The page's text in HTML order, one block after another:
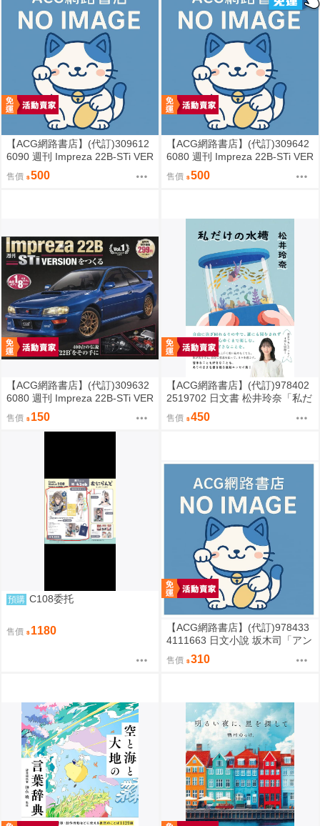
【ACG網路書店】(代訂)309612
6090 週刊 Impreza 22B-STi VER
SION をつくる (3)
售價 500
【ACG網路書店】(代訂)309642
6080 週刊 Impreza 22B-STi VER
SION をつくる (2)
售價 500
【ACG網路書店】(代訂)309632
6080 週刊 Impreza 22B-STi VER
SION をつくる (1) 創刊號
售價 150
【ACG網路書店】(代訂)978402
2519702 日文書 松井玲奈「私だ
けの水槽」
售價 450
預購 C108委托
售價 1180
【ACG網路書店】(代訂)978433
4111663 日文小說 坂木司「アン
と幸福」
售價 310